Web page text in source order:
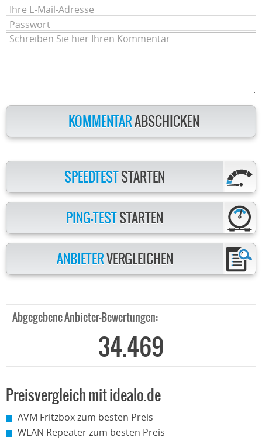
KOMMENTARABSCHICKEN
SPEEDTESTSTARTEN
PING-TESTSTARTEN
ANBIETERVERGLEICHEN
Abgegebene Anbieter-Bewertungen:
34.469
Preisvergleich mit idealo.de
AVM Fritzbox zum besten Preis
WLAN Repeater zum besten Preis